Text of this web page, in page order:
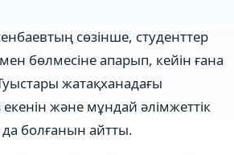
сөзінше, студенттер
бөлмесіне апарып, кейін ғана
жатақханадағы
және мұндай әлімжеттік
болғанын айтты.